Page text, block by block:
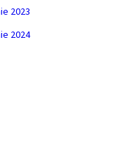
2023
2024